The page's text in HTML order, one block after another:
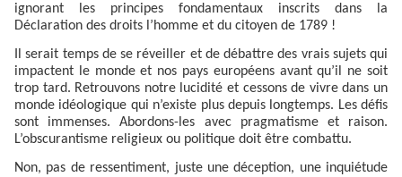
ignorant les principes fondamentaux inscrits dans la
Déclaration des droits l’homme et du citoyen de 1789 !
Il serait temps de se réveiller et de débattre des vrais sujets qui
impactent le monde et nos pays européens avant qu’il ne soit
trop tard. Retrouvons notre lucidité et cessons de vivre dans un
monde idéologique qui n’existe plus depuis longtemps. Les défis
sont immenses. Abordons-les avec pragmatisme et raison.
L’obscurantisme religieux ou politique doit être combattu.
Non, pas de ressentiment, juste une déception, une inquiétude